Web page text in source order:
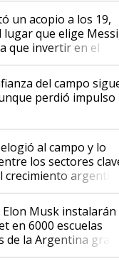
un acopio a los 19,
lugar que elige
que invertir en el
era como
un hijo para droga":
Rossetti, el
una dura crisis salió
del campo
perdió impulso
al campo y lo
los sectores
crecimiento argentino
Elon Musk instalarán
en 6000 escuelas
de la Argentina
con Starlink